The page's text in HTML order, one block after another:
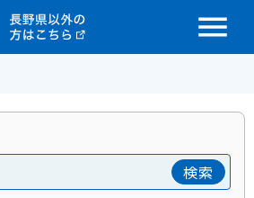
menu
検索